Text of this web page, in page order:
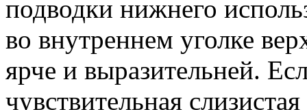
подводки нижнего
во внутреннем уголке
ярче и выразительней.
чувствительная